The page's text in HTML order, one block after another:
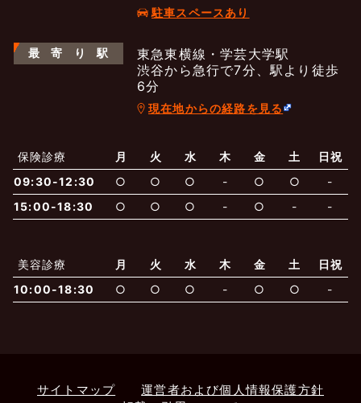
当院からのお知らせ
最新医療トピックス
はじめての方へ
医師の紹介
保険での診療
内科 皮膚科
よくあるご質問
一般診療 美容診療
電話でのお問いあわせ
駐車スペースあり
最 寄 り 駅
東急東横線・学芸大学駅
渋谷から急行で7分、駅より徒歩
6分
現在地からの経路を見る
保険診療 月 火 水 木 金 土
日祝
09:30-12:30
○ ○ ○ - ○ ○
-
15:00-18:30
○ ○ ○ - ○ - -
美容診療 月 火 水 木 金 土
日祝
10:00-18:30
○ ○ ○ - ○ ○ -
サイトマップ
運営者および個人情報保護方針